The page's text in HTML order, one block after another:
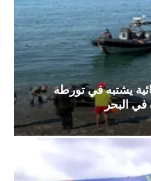
يشتبه في تورطه
في البحر